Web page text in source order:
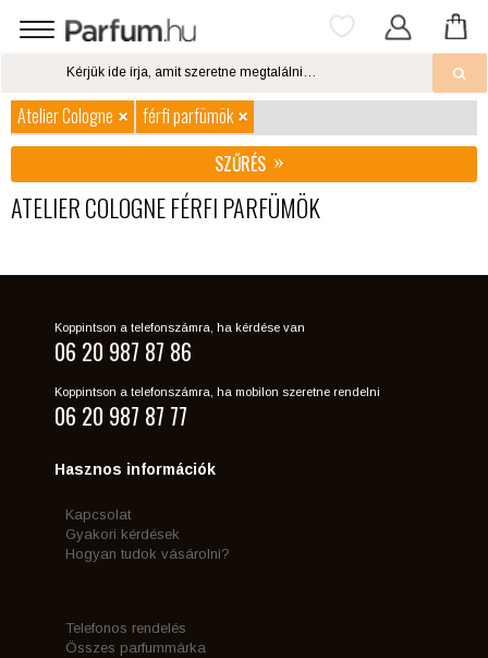
Atelier Cologne
férfi parfümök
SZŰRÉS
ATELIER COLOGNE FÉRFI PARFÜMÖK
Koppintson a telefonszámra, ha kérdése van
06 20 987 87 86
Koppintson a telefonszámra, ha mobilon szeretne rendelni
06 20 987 87 77
Hasznos információk
Kapcsolat
Gyakori kérdések
Hogyan tudok vásárolni?
Telefonos rendelés
Összes parfummárka